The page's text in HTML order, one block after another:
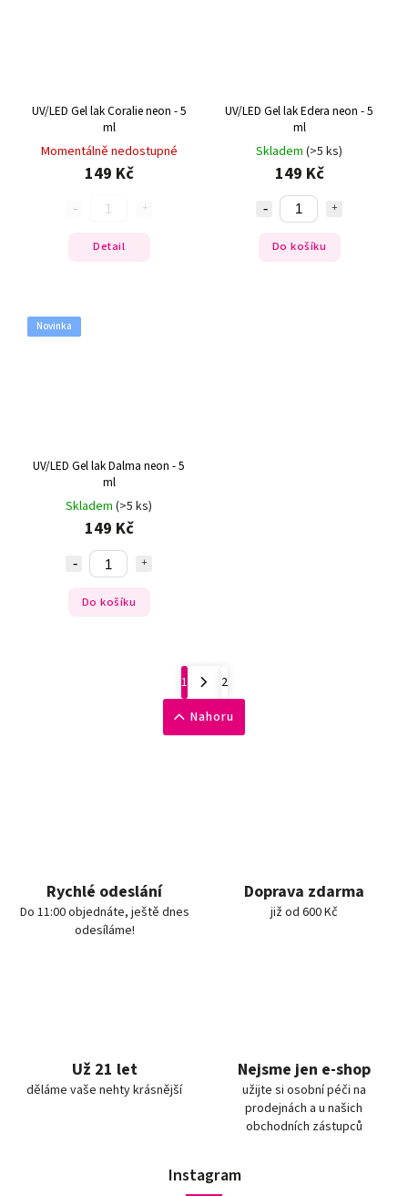
UV/LED Gel lak Coralie neon - 5
ml
Momentálně nedostupné
149 Kč
Detail
UV/LED Gel lak Edera neon - 5
ml
Skladem (>5 ks)
149 Kč
Do košíku
Novinka
UV/LED Gel lak Dalma neon - 5
ml
Skladem (>5 ks)
149 Kč
Do košíku
1
2
Nahoru
Rychlé odeslání
Do 11:00 objednáte, ještě dnes
odesíláme!
Doprava zdarma
již od 600 Kč
Už 21 let
děláme vaše nehty krásnější
Nejsme jen e-shop
užijte si osobní péči na
prodejnách a u našich
obchodních zástupců
Instagram